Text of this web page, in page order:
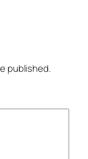
published.